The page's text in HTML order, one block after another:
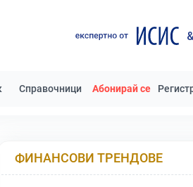
Справочници Абонирай се
ФИНАНСОВИ ТРЕНДОВЕ